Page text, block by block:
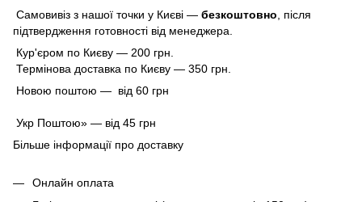
Самовивіз з нашої точки у Києві — безкоштовно
після
підтвердження готовності від менеджера.
Кур'єром по Києву — 200 грн.
Термінова доставка по Києву — 350 грн.
Новою поштою — від 60 грн
Укр Поштою» — від 45 грн
Більше інформації про доставку
Онлайн оплата